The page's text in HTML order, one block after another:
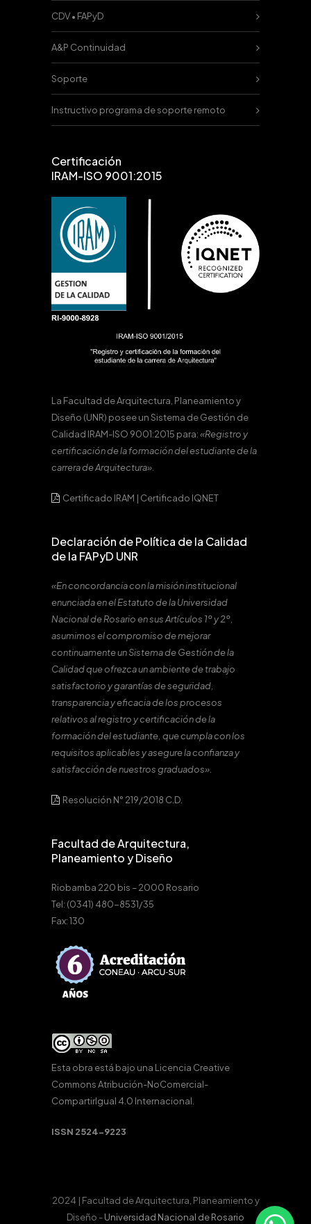
CDV • FAPyD
A&P Continuidad
Soporte
Instructivo programa de soporte remoto
Certificación
IRAM-ISO 9001:2015
La Facultad de Arquitectura, Planeamiento y
Diseño (UNR) posee un Sistema de Gestión de
Calidad IRAM-ISO 9001:2015 para:«Registro y
certificación de la formación del estudiante de la
carrera de Arquitectura».
Certificado IRAM | Certificado IQNET
Declaración de Política de la Calidad
de la FAPyD UNR
«En concordancia con la misión institucional
enunciada en el Estatuto de la Universidad
Nacional de Rosario en sus Artículos 1º y 2º,
asumimos el compromiso de mejorar
continuamente un Sistema de Gestión de la
Calidad que ofrezca un ambiente de trabajo
satisfactorio y garantías de seguridad,
transparencia y eficacia de los procesos
relativos al registro y certificación de la
formación del estudiante, que cumpla con los
requisitos aplicables y asegure la confianza y
satisfacción de nuestros graduados».
Resolución N° 219/2018 C.D.
Facultad de Arquitectura,
Planeamiento y Diseño
Riobamba 220 bis – 2000 Rosario
Tel: (0341) 480-8531/35
Fax: 130
Esta obra está bajo una Licencia Creative
Commons Atribución-NoComercial-
CompartirIgual 4.0 Internacional.
ISSN 2524-9223
2024 | Facultad de Arquitectura, Planeamiento y
Diseño -Universidad Nacional de Rosario